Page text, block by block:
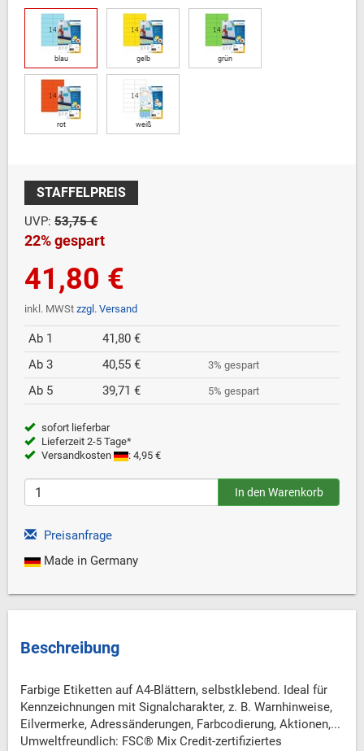
blau gelb grün
rot weiß
STAFFELPREIS
UVP: 53,75 €
22% gespart
41,80 €
inkl. MWSt zzgl. Versand
Ab 1
41,80 €
Ab 3
40,55 € 3% gespart
Ab 5 39,71 € 5% gespart
sofort lieferbar
Lieferzeit 2-5 Tage*
Versandkosten
: 4,95 €
Preisanfrage
Made in Germany
Beschreibung
Farbige Etiketten auf A4-Blättern, selbstklebend. Ideal für
Kennzeichnungen mit Signalcharakter, z. B. Warnhinweise,
Eilvermerke, Adressänderungen, Farbcodierung, Aktionen,...
Umweltfreundlich: FSC® Mix Credit-zertifiziertes